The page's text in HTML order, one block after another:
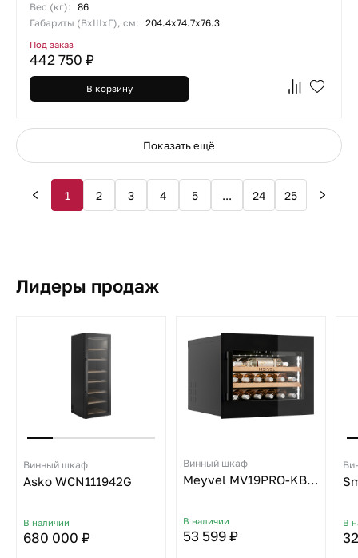
Вес (кг): 86
Габариты (ВхШхГ), см: 204.4х74.7х76.3
Под заказ
442 750 ₽
В корзину
Показать ещё
1 2 3 4 5 ... 24 25
Лидеры продаж
Винный шкаф
Asko WCN111942G
В наличии
680 000 ₽
Винный шкаф
Meyvel MV19PRO-KBB1
В наличии
53 599 ₽
В